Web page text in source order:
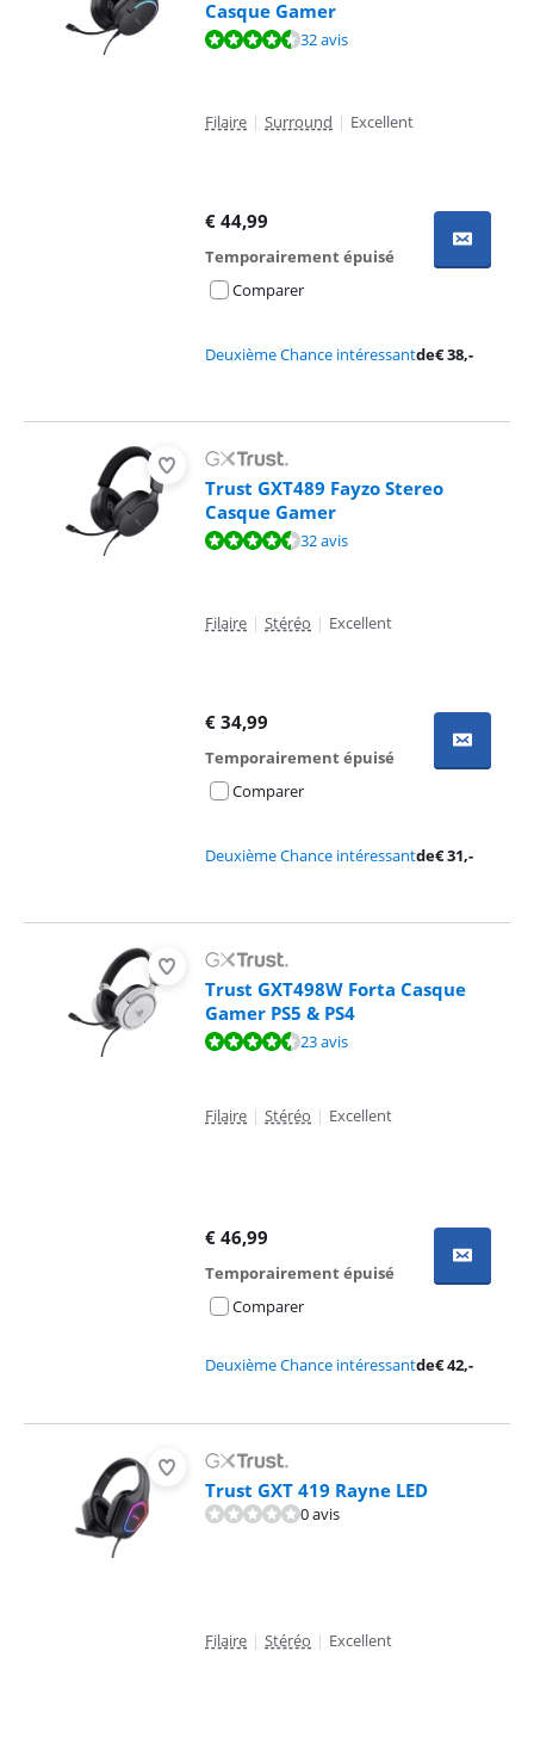
Casque Gamer
La note est de 8,6 sur 10, basée sur 32 avis.32 avis
Filaire | Surround | Excellent
€ 44,99
Temporairement épuisé
Comparer
Deuxième Chance intéressantde€38,-
Trust GXT489 Fayzo Stereo
Casque Gamer
La note est de 8,6 sur 10, basée sur 32 avis.32 avis
Filaire | Stéréo | Excellent
€ 34,99
Temporairement épuisé
Comparer
Deuxième Chance intéressantde€31,-
Trust GXT498W Forta Casque
Gamer PS5 & PS4
La note est de 9,0 sur 10, basée sur 23 avis.23 avis
Filaire | Stéréo | Excellent
€ 46,99
Temporairement épuisé
Comparer
Deuxième Chance intéressantde€42,-
Trust GXT 419 Rayne LED
0 avis
Filaire | Stéréo | Excellent